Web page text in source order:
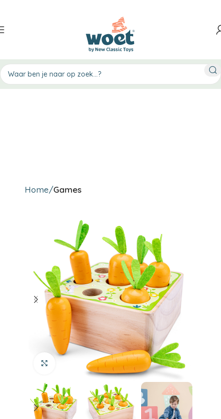
Home Games
Klik om te vergroten